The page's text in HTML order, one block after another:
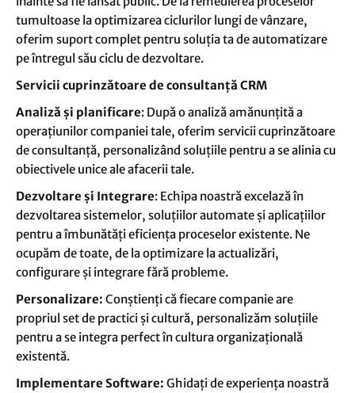
tumultoase la optimizarea ciclurilor lungi de vânzare,
oferim suport complet pentru soluția ta de automatizare
pe întregul său ciclu de dezvoltare.
Servicii cuprinzătoare de consultanță CRM
Analiză și planificare: După o analiză amănunțită a
operațiunilor companiei tale, oferim servicii cuprinzătoare
de consultanță, personalizând soluțiile pentru a se alinia cu
obiectivele unice ale afacerii tale.
Dezvoltare și Integrare: Echipa noastră excelază în
dezvoltarea sistemelor, soluțiilor automate și aplicațiilor
pentru a îmbunătăți eficiența proceselor existente. Ne
ocupăm de toate, de la optimizare la actualizări,
configurare și integrare fără probleme.
Personalizare: Conștienți că fiecare companie are
propriul set de practici și cultură, personalizăm soluțiile
pentru a se integra perfect în cultura organizațională
existentă.
Implementare Software: Ghidați de experiența noastră